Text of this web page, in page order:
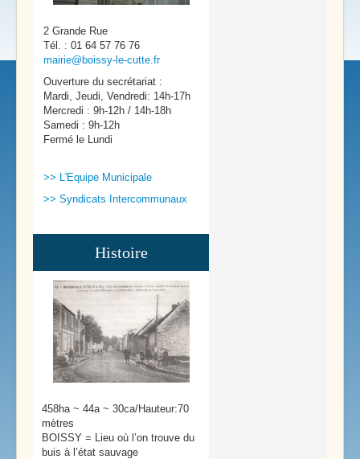
2 Grande Rue
Tél. : 01 64 57 76 76
mairie@boissy-le-cutte.fr
Ouverture du secrétariat :
Mardi, Jeudi, Vendredi: 14h-17h
Mercredi : 9h-12h / 14h-18h
Samedi : 9h-12h
Fermé le Lundi
>> L'Equipe Municipale
>> Syndicats Intercommunaux
Histoire
458ha ~ 44a ~ 30ca/Hauteur:70
mètres
BOISSY = Lieu où l’on trouve du
buis à l’état sauvage